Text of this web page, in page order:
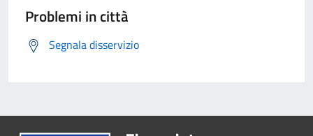
Problemi in città
Segnala disservizio